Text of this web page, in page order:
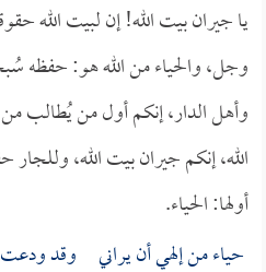
يا جيران بيت الله! إن لبيت الله
وجل، والحياء من الله هو: حفظه
وأهل الدار، إنكم أول من يُطالب
الله، إنكم جيران بيت الله،
أولها: الحياء.
حياء من إلهي أن يراني وقد